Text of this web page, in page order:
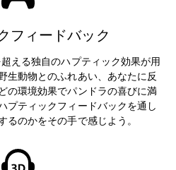
フィードバック
える独自のハプティック効果が用
生動物とのふれあい、あなたに反
の環境効果でパンドラの喜びに満
プティックフィードバックを通し
るのかをその手で感じよう。